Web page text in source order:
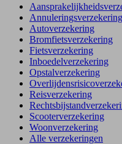
Annuleringsverzekering
Autoverzekering
Bromfietsverzekering
Fietsverzekering
Inboedelverzekering
Opstalverzekering
Reisverzekering
Scooterverzekering
Woonverzekering
Alle verzekeringen